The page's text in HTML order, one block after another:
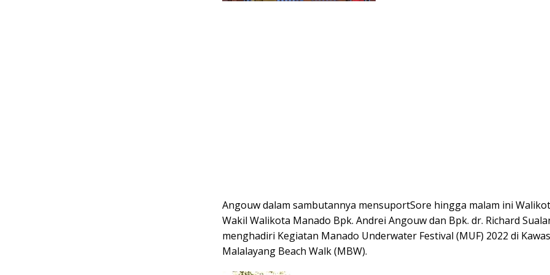
Angouw dalam sambutannya mensuportSore hingga malam ini
Wakil Walikota Manado Bpk. Andrei Angouw dan Bpk. dr. Richard
menghadiri Kegiatan Manado Underwater Festival (MUF) 2022 di
Malalayang Beach Walk (MBW).